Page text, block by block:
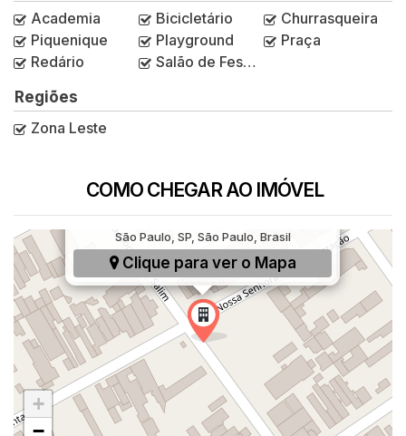
Academia
Bicicletário
Churrasqueira
Piquenique
Playground
Praça
Redário
Salão de Festas
Regiões
Zona Leste
COMO CHEGAR AO IMÓVEL
Rua Monsenhor Salim, 200, Itaim Paulista,
São Paulo, SP, São Paulo, Brasil
Clique para ver o Mapa
+
−